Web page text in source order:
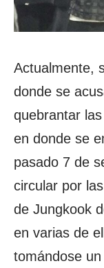
Actualmente,
donde se
quebrantar
en donde se
pasado 7 de
circular por
de Jungkook
en varias de
tomándose